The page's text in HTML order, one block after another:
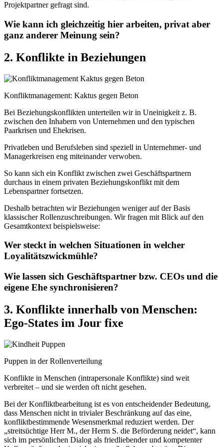
Projektpartner gefragt sind.
Wie kann ich gleichzeitig hier arbeiten, privat aber
ganz anderer Meinung sein?
2. Konflikte in Beziehungen
Konfliktmanagement: Kaktus gegen Beton
Bei Beziehungskonflikten unterteilen wir in Uneinigkeit z. B.
zwischen den Inhabern von Unternehmen und den typischen
Paarkrisen und Ehekrisen.
Privatleben und Berufsleben sind speziell in Unternehmer- und
Managerkreisen eng miteinander verwoben.
So kann sich ein Konflikt zwischen zwei Geschäftspartnern
durchaus in einem privaten Beziehungskonflikt mit dem
Lebenspartner fortsetzen.
Deshalb betrachten wir Beziehungen weniger auf der Basis
klassischer Rollenzuschreibungen. Wir fragen mit Blick auf den
Gesamtkontext beispielsweise:
Wer steckt in welchen Situationen in welcher
Loyalitätszwickmühle?
Wie lassen sich Geschäftspartner bzw. CEOs und die
eigene Ehe synchronisieren?
3. Konflikte innerhalb von Menschen:
Ego-States im Jour fixe
Puppen in der Rollenverteilung
Konflikte in Menschen (intrapersonale Konflikte) sind weit
verbreitet – und sie werden oft nicht gesehen.
Bei der Konfliktbearbeitung ist es von entscheidender Bedeutung,
dass Menschen nicht in trivialer Beschränkung auf das eine,
konfliktbestimmende Wesensmerkmal reduziert werden. Der
„streitsüchtige Herr M., der Herrn S. die Beförderung neidet“, kann
sich im persönlichen Dialog als friedliebender und kompetenter